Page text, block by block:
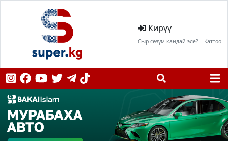
Кирүү
Сыр сөзүм кандай эле? Каттоо